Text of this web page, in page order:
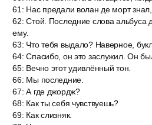
61 : Нас предали волан де морт
62:Стой. Последние слова альбуса
ему.
63: Что тебя выдало? Наверное,
64:Спасибо, он это заслужил. Он
65: Вечно этот удивлённый тон.
66: Мы последние.
67:А где джордж?
68: Как ты себя чувствуешь?
69: Как слизняк.